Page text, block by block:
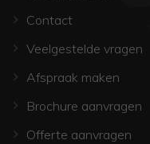
Contact
Veelgestelde vragen
Afspraak maken
Brochure aanvragen
Offerte aanvragen